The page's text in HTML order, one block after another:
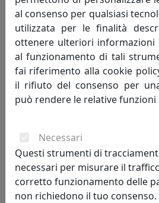
LAMPADA DA TAVOLO TOTEM CON
COD 21571
sconto
7%
al consenso per qualsiasi
utilizzata per le finalità
ottenere ulteriori
al funzionamento di tali
fai riferimento alla cookie
il rifiuto del consenso per
può rendere le relative
Necessari
Questi strumenti di
necessari per misurare il
corretto funzionamento delle
non richiedono il tuo consenso.